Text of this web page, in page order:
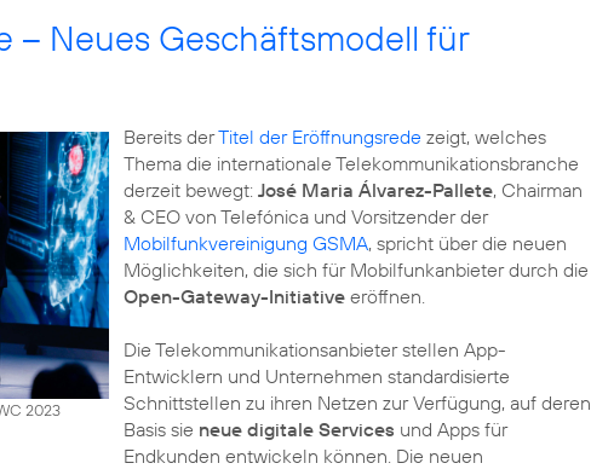
Neues Geschäftsmodell für
2023
Bereits derTitel der Eröffnungsrede zeigt, welches
Thema die internationale Telekommunikationsbranche
derzeit bewegt: José Maria Álvarez-Pallete, Chairman
& CEO von Telefónica und Vorsitzender der
Mobilfunkvereinigung GSMA, spricht über die neuen
Möglichkeiten, die sich für Mobilfunkanbieter durch die
Open-Gateway-Initiativeeröffnen.
Die Telekommunikationsanbieter stellen App-
Entwicklern und Unternehmen standardisierte
Schnittstellen zu ihren Netzen zur Verfügung, auf deren
Basis sie neue digitale Services und Apps für
Endkunden entwickeln können. Die neuen